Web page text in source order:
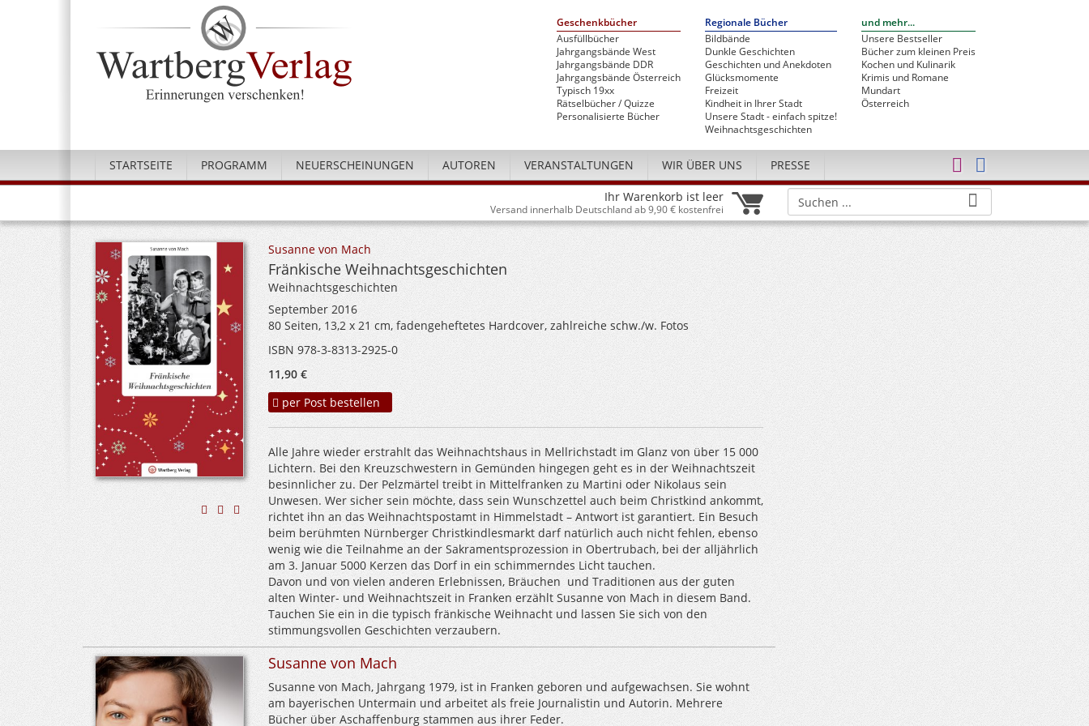
Geschenkbücher
Ausfüllbücher
Jahrgangsbände West
Jahrgangsbände DDR
Jahrgangsbände Österreich
Typisch 19xx
Rätselbücher / Quizze
Personalisierte Bücher
Regionale Bücher
Bildbände
Dunkle Geschichten
Geschichten und Anekdoten
Glücksmomente
Freizeit
Kindheit in Ihrer Stadt
Unsere Stadt - einfach spitze!
Weihnachtsgeschichten
und mehr...
Unsere Bestseller
Bücher zum kleinen Preis
Kochen und Kulinarik
Krimis und Romane
Mundart
Österreich
STARTSEITE PROGRAMM NEUERSCHEINUNGEN AUTOREN VERANSTALTUNGEN WIR ÜBER UNS PRESSE
Ihr Warenkorb ist leer
Versand innerhalb Deutschland ab 9,90 € kostenfrei
Susanne von Mach
Fränkische Weihnachtsgeschichten
Weihnachtsgeschichten
September 2016
80 Seiten, 13,2 x 21 cm, fadengeheftetes Hardcover, zahlreiche schw./w. Fotos
ISBN 978-3-8313-2925-0
11,90 €
per Post bestellen
Alle Jahre wieder erstrahlt das Weihnachtshaus in Mellrichstadt im Glanz von über 15 000
Lichtern. Bei den Kreuzschwestern in Gemünden hingegen geht es in der Weihnachtszeit
besinnlicher zu. Der Pelzmärtel treibt in Mittelfranken zu Martini oder Nikolaus sein
Unwesen. Wer sicher sein möchte, dass sein Wunschzettel auch beim Christkind ankommt,
richtet ihn an das Weihnachtspostamt in Himmelstadt – Antwort ist garantiert. Ein Besuch
beim berühmten Nürnberger Christkindlesmarkt darf natürlich auch nicht fehlen, ebenso
wenig wie die Teilnahme an der Sakramentsprozession in Obertrubach, bei der alljährlich
am 3. Januar 5000 Kerzen das Dorf in ein schimmerndes Licht tauchen.
Davon und von vielen anderen Erlebnissen, Bräuchen und Traditionen aus der guten
alten Winter- und Weihnachtszeit in Franken erzählt Susanne von Mach in diesem Band.
Tauchen Sie ein in die typisch fränkische Weihnacht und lassen Sie sich von den
stimmungsvollen Geschichten verzaubern.
Susanne von Mach
Susanne von Mach, Jahrgang 1979, ist in Franken geboren und aufgewachsen. Sie wohnt
am bayerischen Untermain und arbeitet als freie Journalistin und Autorin. Mehrere
Bücher über Aschaffenburg stammen aus ihrer Feder.